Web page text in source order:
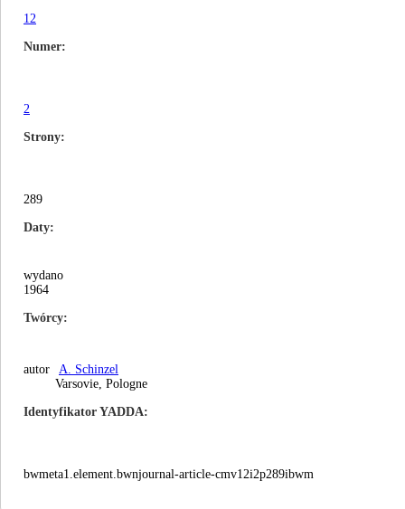
12
Numer
2
Strony
289
Daty
wydano
1964
Twórcy
autor
A. Schinzel
Varsovie, Pologne
Identyfikator YADDA
bwmeta1.element.bwnjournal-article-cmv12i2p289ibwm